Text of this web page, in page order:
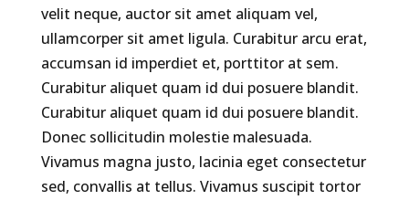
velit neque, auctor sit amet aliquam vel,
ullamcorper sit amet ligula. Curabitur arcu erat,
accumsan id imperdiet et, porttitor at sem.
Curabitur aliquet quam id dui posuere blandit.
Curabitur aliquet quam id dui posuere blandit.
Donec sollicitudin molestie malesuada.
Vivamus magna justo, lacinia eget consectetur
sed, convallis at tellus. Vivamus suscipit tortor